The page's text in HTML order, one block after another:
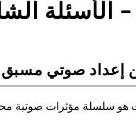
إعداد صوتي
هو سلسلة مؤثرات صوتية